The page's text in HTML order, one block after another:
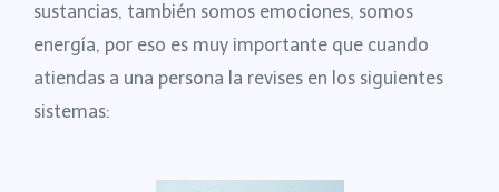
sustancias, también somos emociones, somos
energía, por eso es muy importante que cuando
atiendas a una persona la revises en los siguientes
sistemas: